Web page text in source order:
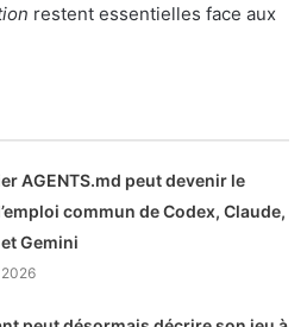
restent essentielles face aux
AGENTS.md peut devenir le
commun de Codex, Claude,
Gemini